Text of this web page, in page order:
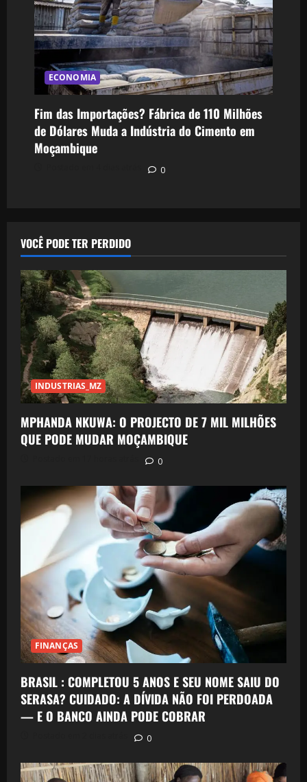
ECONOMIA
Fim das Importações? Fábrica de 110 Milhões
de Dólares Muda a Indústria do Cimento em
Moçambique
0
VOCÊ PODE TER PERDIDO
INDUSTRIAS_MZ
MPHANDA NKUWA: O PROJECTO DE 7 MIL MILHÕES
QUE PODE MUDAR MOÇAMBIQUE
0
FINANÇAS
BRASIL : COMPLETOU 5 ANOS E SEU NOME SAIU DO
SERASA? CUIDADO: A DÍVIDA NÃO FOI PERDOADA
— E O BANCO AINDA PODE COBRAR
0